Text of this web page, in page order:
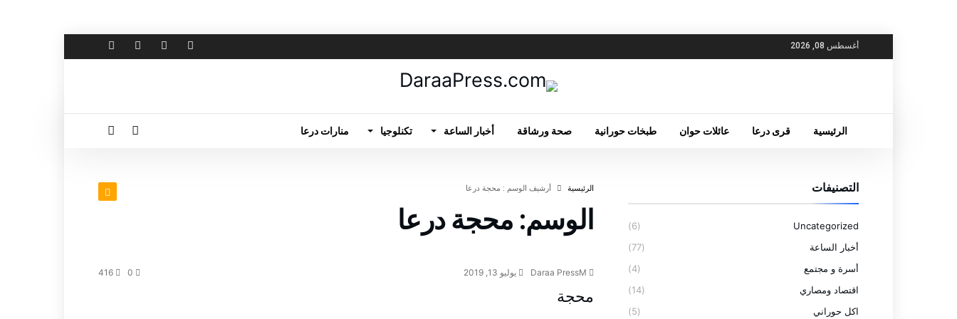
أغسطس 08, 2026
الرئيسية قرى درعا عائلات حوان طبخات حورانية صحة ورشاقة أخبار الساعة تكنلوجيا منارات درعا
‫الرئيسية‬ ‫أرشيف الوسم :‬ محجة درعا
الوسم: محجة درعا
يوليو 13, 2019 416
محجة
التصنيفات
Uncategorized
(6)
أخبار الساعة
(77)
أسرة و مجتمع
(4)
اقتصاد ومصاري
(14)
اكل حوراني
(5)